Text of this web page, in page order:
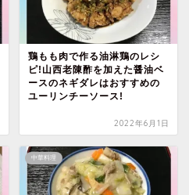
鶏もも肉で作る油淋鶏のレシ
ピ!山西老陳酢を加えた醤油ベ
ースのネギダレはおすすめの
ユーリンチーソース!
2022年6月1日
中華料理